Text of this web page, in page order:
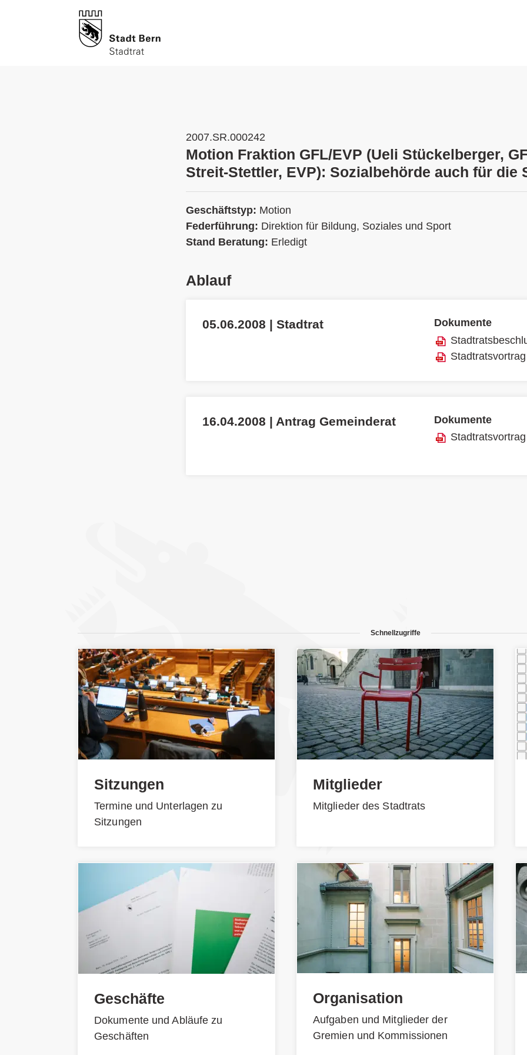
2007.SR.000242
Motion Fraktion GFL/EVP (Ueli Stückelberger,
Streit-Stettler, EVP): Sozialbehörde auch für die
Geschäftstyp: Motion
Federführung: Direktion für Bildung, Soziales und Sport
Stand Beratung: Erledigt
Ablauf
05.06.2008 | Stadtrat
Dokumente
Stadtratsvortrag
16.04.2008 | Antrag Gemeinderat
Dokumente
Stadtratsvortrag
Schnellzugriffe
Sitzungen
Termine und Unterlagen zu
Sitzungen
Geschäfte
Dokumente und Abläufe zu
Geschäften
Mitglieder
Mitglieder des Stadtrats
Organisation
Aufgaben und Mitglieder der
Gremien und Kommissionen